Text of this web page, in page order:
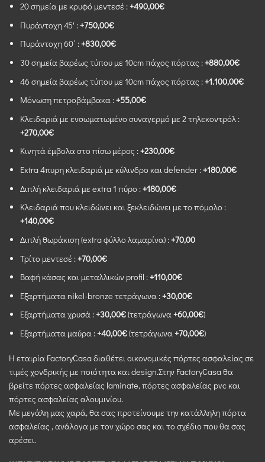
20 σημεία με κρυφό μεντεσέ :+490,00€
Πυράντοχη 45′ :+750,00€
Πυράντοχη 60΄ :+830,00€
30 σημεία βαρέως τύπου με 10cm πάχος πόρτας :+880,00€
46 σημεία βαρέως τύπου με 10cm πάχος πόρτας :+1.100,00€
Μόνωση πετροβάμβακα :+55,00€
Κλειδαριά με ενσωματωμένο συναγερμό με 2 τηλεκοντρόλ :
+270,00€
Κινητά έμβολα στο πίσω μέρος :+230,00€
Extra 4πυρη κλειδαριά με κύλινδρο και defender :+180,00€
Διπλή κλειδαριά με extra 1 πύρο :+180,00€
Κλειδαριά που κλειδώνει και ξεκλειδώνει με το πόμολο :
+140,00€
Διπλή θωράκιση (extra φύλλο λαμαρίνα) :+70,00
Τρίτο μεντεσέ :+70,00€
Βαφή κάσας και μεταλλικών profil :+110,00€
Εξαρτήματα nikel-bronze τετράγωνα :+30,00€
Εξαρτήματα χρυσά :+30,00€(τετράγωνα+60,00€)
Εξαρτήματα μαύρα :+40,00€(τετράγωνα+70,00€)
Η εταιρία FactoryCasa διαθέτει οικονομικές πόρτες ασφαλείας σε
τιμές χονδρικής με ποιότητα και design.Στην FactoryCasa θα
βρείτε πόρτες ασφαλείας laminate, πόρτες ασφαλείας pvc και
πόρτες ασφαλείας αλουμινίου.
Με μεγάλη μας χαρά, θα σας προτείνουμε την κατάλληλη πόρτα
ασφαλείας , ανάλογα με τον χώρο σας και το σχέδιο που θα σας
αρέσει.